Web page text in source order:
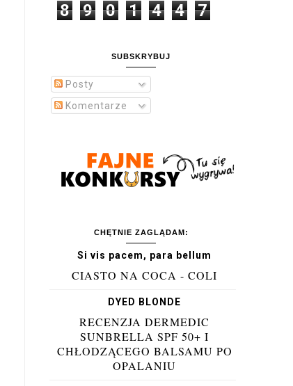
8 9 0 1 4 4 7
SUBSKRYBUJ
Posty
Komentarze
CHĘTNIE ZAGLĄDAM:
Si vis pacem, para bellum
CIASTO NA COCA - COLI
DYED BLONDE
RECENZJA DERMEDIC
SUNBRELLA SPF 50+ I
CHŁODZĄCEGO BALSAMU PO
OPALANIU